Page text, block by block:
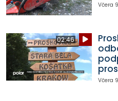
Včera
02:46
Včera